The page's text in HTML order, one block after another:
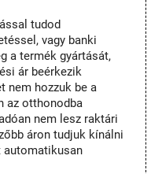
tudod
vagy banki
a termék gyártását,
ár beérkezik
nem hozzuk be a
az otthonodba
nem lesz raktári
áron tudjuk kínálni
automatikusan